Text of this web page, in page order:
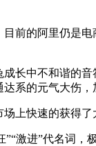
的阿里仍是电
中不和谐的音
系的元气大伤，
快速的获得了
激进”代名词，